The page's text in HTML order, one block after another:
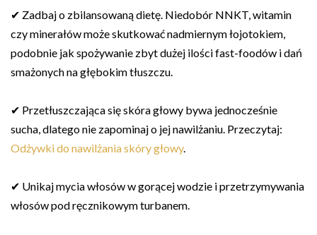
✔ Zadbaj o zbilansowaną dietę. Niedobór NNKT, witamin
czy minerałów może skutkować nadmiernym łojotokiem,
podobnie jak spożywanie zbyt dużej ilości fast-foodów i dań
smażonych na głębokim tłuszczu.
✔ Przetłuszczająca się skóra głowy bywa jednocześnie
sucha, dlatego nie zapominaj o jej nawilżaniu. Przeczytaj:
Odżywki do nawilżania skóry głowy.
✔ Unikaj mycia włosów w gorącej wodzie i przetrzymywania
włosów pod ręcznikowym turbanem.